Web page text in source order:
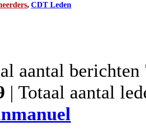
, CDT Leden
aantal berichten
| Totaal aantal